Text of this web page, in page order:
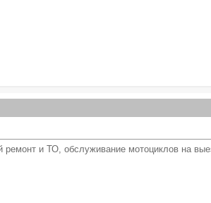
и ТО, обслуживание мотоциклов на